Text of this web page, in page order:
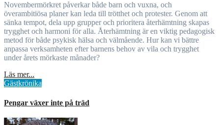
Novembermörkret påverkar både barn och vuxna, och
överambitiösa planer kan leda till trötthet och protester. Genom att
sänka tempot, dela upp grupper och prioritera återhämtning skapas
trygghet och harmoni för alla. Återhämtning är en viktig pedagogisk
metod för både psykisk hälsa och välmående. Hur kan vi bättre
anpassa verksamheten efter barnens behov av vila och trygghet
under årets mörkaste månader?
Läs mer...
Gästkrönika
Pengar växer inte på träd